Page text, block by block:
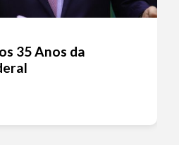
35 Anos da